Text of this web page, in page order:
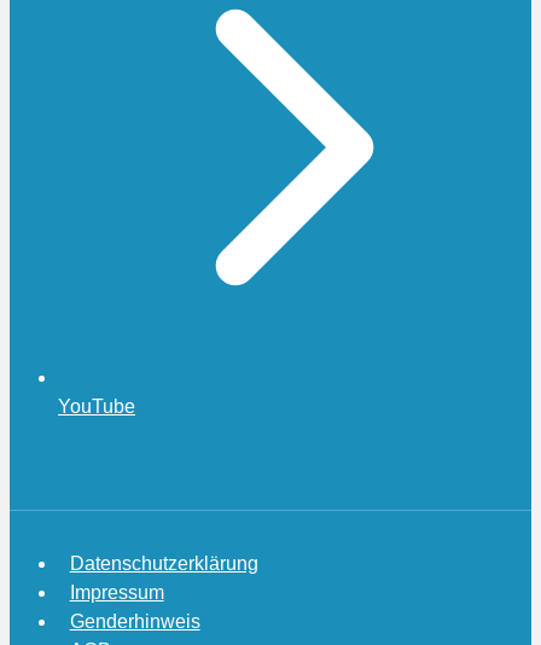
YouTube
Datenschutzerklärung
Impressum
Genderhinweis